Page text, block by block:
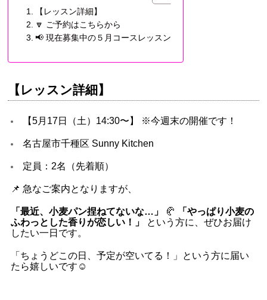
【レッスン詳細】
🔽 ご予約はこちらから
📢 現在募集中の５月コースレッスン
【レッスン詳細】
【5月17日（土）14:30〜】 ※今週末の開催です！
名古屋市千種区 Sunny Kitchen
定員：2名（先着順）
📌 急なご案内となりますが、
「最近、小麦パン捏ねてないな…」 🥐
「やっぱり小麦の
ふわっとした香りが恋しい！」
という方に、ぜひお届け
したい一日です。
「ちょうどこの日、予定が空いてる！」という方に届い
たら嬉しいです☺️